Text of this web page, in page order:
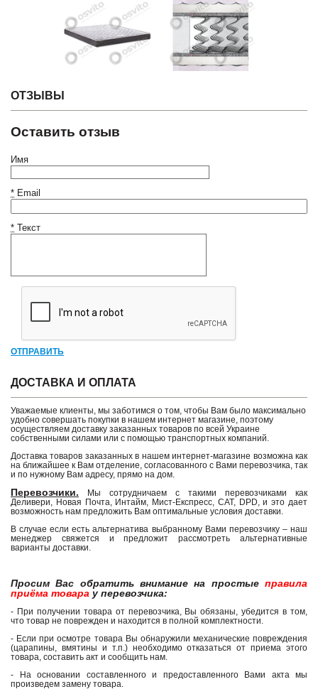
ОТЗЫВЫ
Оставить отзыв
Имя
* Email
* Текст
ОТПРАВИТЬ
ДОСТАВКА И ОПЛАТА
Уважаемые клиенты, мы заботимся о том, чтобы Вам было максимально
удобно совершать покупки в нашем интернет магазине, поэтому
осуществляем доставку заказанных товаров по всей Украине
собственными силами или с помощью транспортных компаний.
Доставка товаров заказанных в нашем интернет-магазине возможна как
на ближайшее к Вам отделение, согласованного с Вами перевозчика, так
и по нужному Вам адресу, прямо на дом.
Перевозчики. Мы сотрудничаем с такими перевозчиками как
Деливери, Новая Почта, Интайм, Мист-Експресс, САТ, DPD, и это дает
возможность нам предложить Вам оптимальные условия доставки.
В случае если есть альтернатива выбранному Вами перевозчику – наш
менеджер свяжется и предложит рассмотреть альтернативные
варианты доставки.
Просим Вас обратить внимание на простые правила
приёма товара у перевозчика:
- При получении товара от перевозчика, Вы обязаны, убедится в том,
что товар не поврежден и находится в полной комплектности.
- Если при осмотре товара Вы обнаружили механические повреждения
(царапины, вмятины и т.п.) необходимо отказаться от приема этого
товара, составить акт и сообщить нам.
- На основании составленного и предоставленного Вами акта мы
произведем замену товара.